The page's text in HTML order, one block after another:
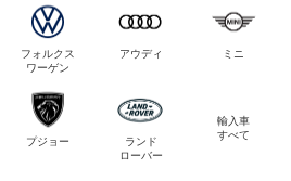
フォルクス
ワーゲン
アウディ ミニ
プジョー
ランド
ローバー
輸入車
すべて